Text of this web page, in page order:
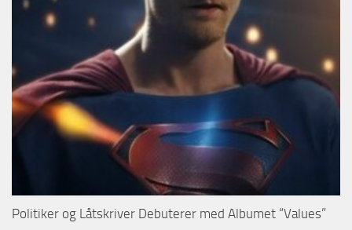
Politiker og Låtskriver Debuterer med Albumet “Values”